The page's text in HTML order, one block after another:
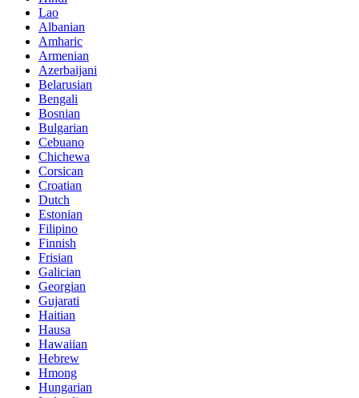
Lao
Albanian
Amharic
Armenian
Azerbaijani
Belarusian
Bengali
Bosnian
Bulgarian
Cebuano
Chichewa
Corsican
Croatian
Dutch
Estonian
Filipino
Finnish
Frisian
Galician
Georgian
Gujarati
Haitian
Hausa
Hawaiian
Hebrew
Hmong
Hungarian